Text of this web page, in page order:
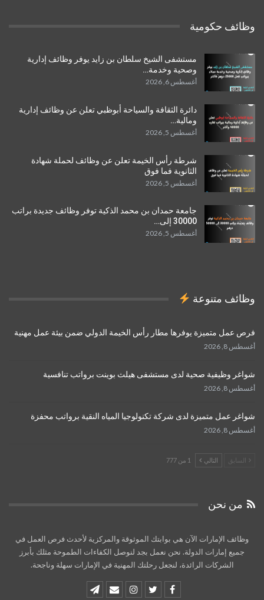
وظائف حكومية
مستشفى الشيخ سلطان بن زايد يوفر وظائف إدارية
وصحية وخدمة…
أغسطس 6, 2026
دائرة الثقافة والسياحة أبوظبي تعلن عن وظائف إدارية
ومالية…
أغسطس 5, 2026
شرطة رأس الخيمة تعلن عن وظائف لحملة شهادة
الثانوية فما فوق
أغسطس 5, 2026
جامعة حمدان بن محمد الذكية توفر وظائف جديدة براتب
30000 إلى…
أغسطس 5, 2026
وظائف متنوعة
فرص عمل متميزة يوفرها مطار رأس الخيمة الدولي ضمن بيئة عمل مهنية
أغسطس 8, 2026
شواغر وظيفية صحية لدى مستشفى هيلث بوينت برواتب تنافسية
أغسطس 8, 2026
شواغر عمل متميزة لدى شركة تكنولوجيا المياه النقية برواتب محفزة
أغسطس 8, 2026
السابق التالي 1 من 777
من نحن
وظائف الإمارات الآن هي بوابتك الموثوقة والمركزية لأحدث فرص العمل في
جميع إمارات الدولة. نحن نعمل بجد لنوصل الكفاءات الطموحة مثلك بأبرز
الشركات الرائدة، لنجعل رحلتك المهنية في الإمارات سهلة وناجحة.